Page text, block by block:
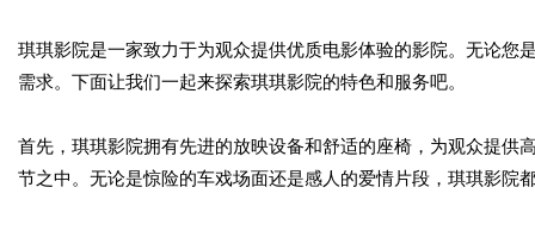
琪琪影院是一家致力于为观众提供优质电影体验的影院。无论您
需求。下面让我们一起来探索琪琪影院的特色和服务吧。
首先，琪琪影院拥有先进的放映设备和舒适的座椅，为观众提供
节之中。无论是惊险的车戏场面还是感人的爱情片段，琪琪影院